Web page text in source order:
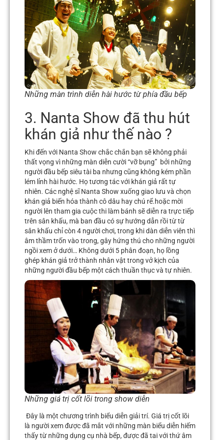
Những màn trình diễn hài hước từ phía đầu bếp
3. Nanta Show đã thu hút
khán giả như thế nào ?
Khi đến với Nanta Show chắc chắn bạn sẽ không phải
thất vọng vì những màn diễn cười “vỡ bụng” bởi những
người đầu bếp siêu tài ba nhưng cũng không kém phần
lém lỉnh hài hước. Họ tương tác với khán giả rất tự
nhiên. Các nghệ sĩ Nanta Show xuống giao lưu và chọn
khán giả biến hóa thành cô dâu hay chú rể.hoặc mời
người lên tham gia cuộc thi làm bánh sẽ diễn ra trực tiếp
trên sân khấu, mà ban đầu có sự hướng dẫn rồi từ từ
sân khấu chỉ còn 4 người chơi, trong khi dàn diễn viên thì
âm thầm trốn vào trong, gây hứng thú cho những người
ngồi xem ở dưới… Không dưới 5 phân đoạn, họ lồng
ghép khán giả trở thành nhân vật trong vở kịch của
những người đầu bếp một cách thuần thục và tự nhiên.
Những giá trị cốt lõi trong show diễn
Đây là một chương trình biểu diễn giải trí. Giá trị cốt lõi
là người xem được đã mắt với những màn biểu diễn hiếm
thấy từ những dụng cụ nhà bếp, được đã tai với thứ âm